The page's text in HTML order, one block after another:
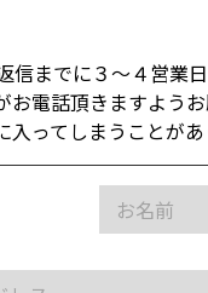
信までに３〜４営業
電話頂きますようお
ってしまうことがあ